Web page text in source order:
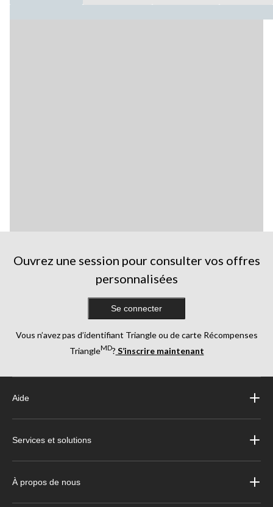
Ouvrez une session pour consulter vos offres
personnalisées
Se connecter
Vous n’avez pas d’identifiant Triangle ou de carte Récompenses
TriangleMD? S’inscrire maintenant
Aide
Services et solutions
À propos de nous